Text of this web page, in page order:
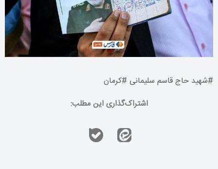
#شهید حاج قاسم سلیمانی #کرمان
اشتراک‌گذاری این مطلب: